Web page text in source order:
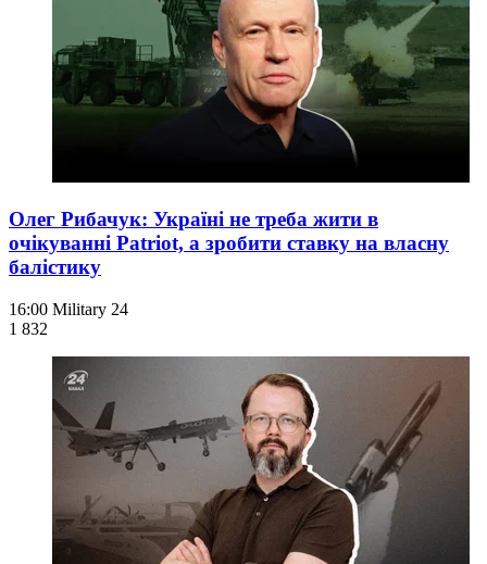
Олег Рибачук: Україні не треба жити в
очікуванні Patriot, а зробити ставку на власну
балістику
16:00 Military 24
1 832